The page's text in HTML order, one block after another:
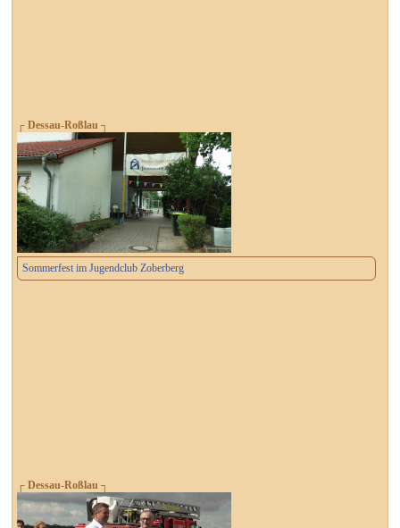
┌ Dessau-Roßlau ┐
Sommerfest im Jugendclub Zoberberg
┌ Dessau-Roßlau ┐